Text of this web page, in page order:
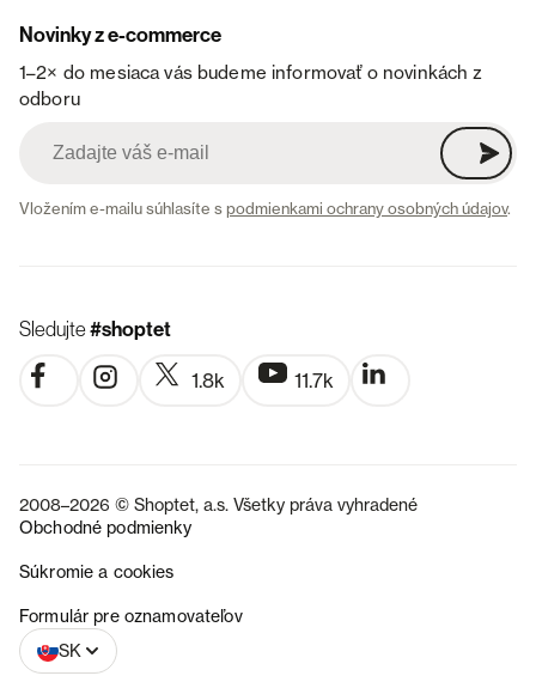
Novinky z e-commerce
1–2× do mesiaca vás budeme informovať o novinkách z
odboru
Vložením e-mailu súhlasíte spodmienkami ochrany osobných údajov.
Sledujte#shoptet
1.8k 11.7k
2008–2026 © Shoptet, a.s. Všetky práva vyhradené
Obchodné podmienky
Súkromie a cookies
Formulár pre oznamovateľov
SK